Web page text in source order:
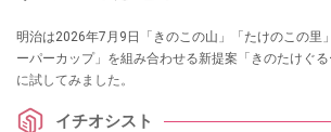
明治は2026年7月9日「きのこの山」「たけのこの里
ーパーカップ」を組み合わせる新提案「きのたけぐ
に試してみました。
イチオシスト